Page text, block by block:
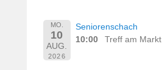
MO.
10
AUG.
2026
Seniorenschach
10:00
Treff am Markt